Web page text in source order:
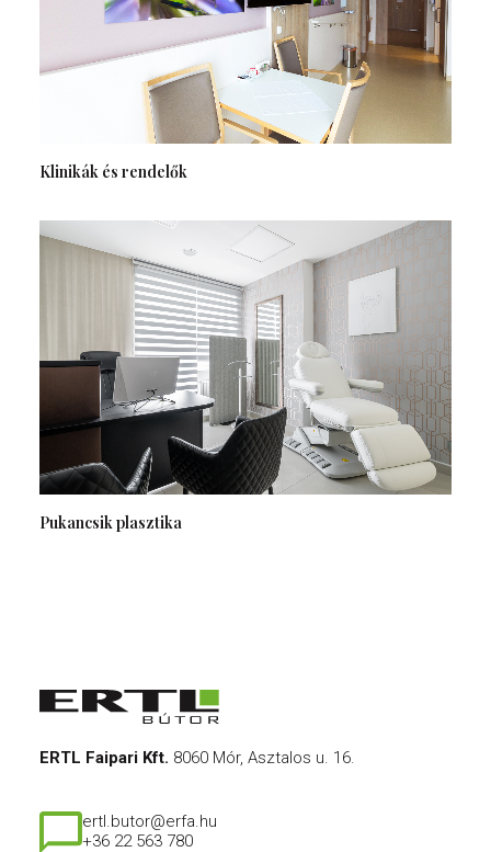
Klinikák és rendelők
Pukancsik plasztika
ERTL Faipari Kft. 8060 Mór, Asztalos u. 16.
ertl.butor@erfa.hu
+36 22 563 780